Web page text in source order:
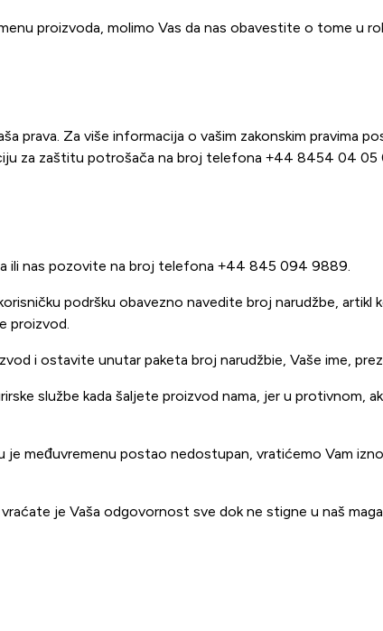
proizvoda, molimo Vas da nas obavestite o tome u
prava. Za više informacija o vašim zakonskim pravima
za zaštitu potrošača na broj telefona +44 8454 04 05
ili nas pozovite na broj telefona +44 845 094 9889.
podršku obavezno navedite broj narudžbe,
proizvod.
i ostavite unutar paketa broj narudžbie, Vaše ime,
službe kada šaljete proizvod nama, jer u
je međuvremenu postao nedostupan, vratićemo Vam
je Vaša odgovornost sve dok ne stigne u naš